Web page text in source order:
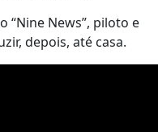
“Nine News”, piloto e
depois, até casa.